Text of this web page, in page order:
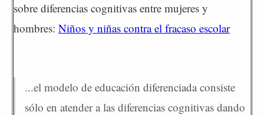
sobre diferencias cognitivas entre mujeres y
hombres: Niños y niñas contra el fracaso escolar
...el modelo de educación diferenciada consiste
sólo en atender a las diferencias cognitivas dando